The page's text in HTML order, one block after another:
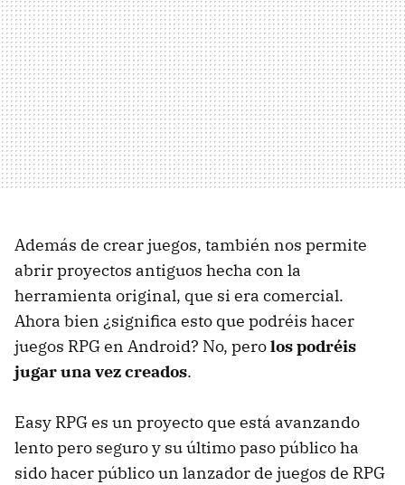
Además de crear juegos, también nos permite
abrir proyectos antiguos hecha con la
herramienta original, que si era comercial.
Ahora bien ¿significa esto que podréis hacer
juegos RPG en Android? No, perolos podréis
jugar una vez creados.
Easy RPG es un proyecto que está avanzando
lento pero seguro y su último paso público ha
sido hacer público un lanzador de juegos de RPG